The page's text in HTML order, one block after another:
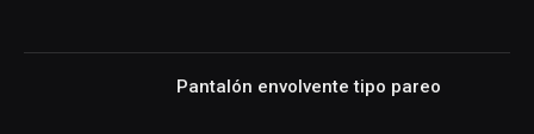
Pantalón envolvente tipo pareo